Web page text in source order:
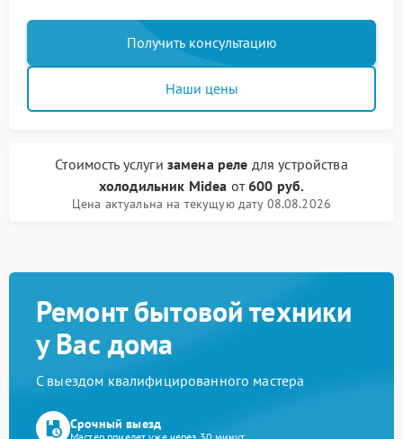
Получить консультацию
Наши цены
Стоимость услуги замена реле для устройства
холодильник Midea от600 руб.
Цена актуальна на текущую дату 08.08.2026
Ремонт бытовой техники
у Вас дома
С выездом квалифицированного мастера
Срочный выезд
Мастер приедет уже через 30 минут